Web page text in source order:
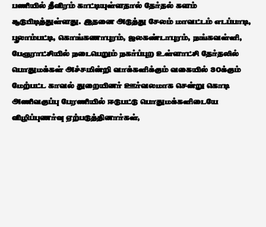
பணியில் தீவிரம் காட்டியுள்ளதால் தேர்தல் களம்
சூடுபிடித்துள்ளது. இதனை அடுத்து சேலம் மாவட்டம் எடப்பாடி,
பூலாம்பட்டி, கொங்கணாபுரம், ஜலகண்டாபுரம், நங்கவள்ளி,
பேரூராட்சியில் நடைபெறும் நகர்ப்புற உள்ளாட்சி தேர்தலில்
பொதுமக்கள் அச்சமின்றி வாக்களிக்கும் வகையில் 30க்கும்
மேற்பட்ட காவல் துறையினர் ஊர்வலமாக சென்று கொடி
அணிவகுப்பு பேரணியில் ஈடுபட்டு பொதுமக்களிடையே
விழிப்புணர்வு ஏற்படுத்தினார்கள்,